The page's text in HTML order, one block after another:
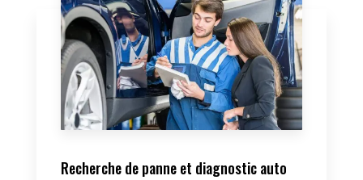
Recherche de panne et diagnostic auto